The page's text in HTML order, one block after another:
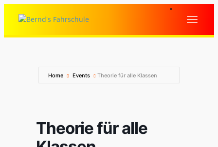
Home Events Theorie für alle Klassen
Theorie für alle